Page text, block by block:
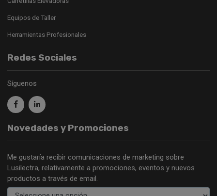
Equipos de Taller
Herramientas Profesionales
Redes Sociales
Síguenos
Novedades y Promociones
Me gustaría recibir comunicaciones de marketing sobre
Lusilectra, relativamente a promociones, eventos y nuevos
productos a través de email.